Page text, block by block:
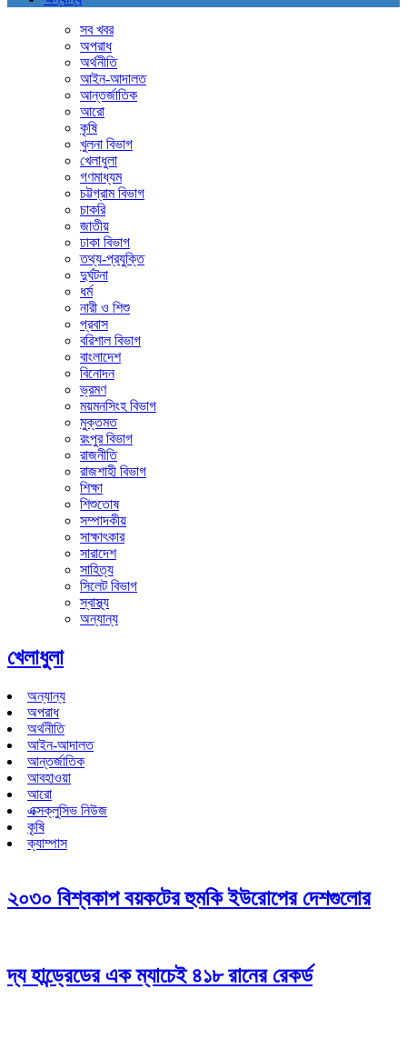
সব খবর
অপরাধ
অর্থনীতি
আইন-আদালত
আন্তর্জাতিক
আরো
কৃষি
খুলনা বিভাগ
খেলাধুলা
গণমাধ্যম
চট্টগ্রাম বিভাগ
চাকরি
জাতীয়
ঢাকা বিভাগ
তথ্য-প্রযুক্তি
দুর্ঘটনা
ধর্ম
নারী ও শিশু
প্রবাস
বরিশাল বিভাগ
বাংলাদেশ
বিনোদন
ভ্রমণ
ময়মনসিংহ বিভাগ
মুক্তমত
রংপুর বিভাগ
রাজনীতি
রাজশাহী বিভাগ
শিক্ষা
শিশুতোষ
সম্পাদকীয়
সাক্ষাৎকার
সারাদেশ
সাহিত্য
সিলেট বিভাগ
স্বাস্থ্য
অন্যান্য
খেলাধুলা
অন্যান্য
অপরাধ
অর্থনীতি
আইন-আদালত
আন্তর্জাতিক
আবহাওয়া
আরো
এক্সক্লুসিভ নিউজ
কৃষি
ক্যাম্পাস
২০৩০ বিশ্বকাপ বয়কটের হুমকি ইউরোপের দেশগুলোর
দ্য হান্ড্রেডের এক ম্যাচেই ৪১৮ রানের রেকর্ড